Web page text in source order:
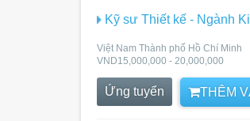
Kỹ sư Thiết kế - Ngành
Việt Nam Thành phố Hồ Chí Minh
VND15,000,000 - 20,000,000
Ứng tuyển THÊM